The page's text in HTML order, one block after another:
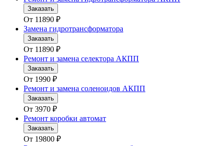
Заказать
От 11890 ₽
Замена гидротрансформатора
Заказать
От 11890 ₽
Ремонт и замена селектора АКПП
Заказать
От 1990 ₽
Ремонт и замена соленоидов АКПП
Заказать
От 3970 ₽
Ремонт коробки автомат
Заказать
От 19800 ₽